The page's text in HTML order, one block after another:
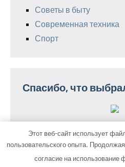
Советы в быту
Современная техника
Спорт
Спасибо, что
Тема WordPress: Occasio от
Этот веб-сайт использует
пользовательского опыта.
согласие на использование